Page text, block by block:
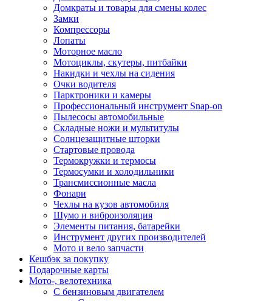
Домкраты и товары для смены колес
Замки
Компрессоры
Лопаты
Моторное масло
Мотоциклы, скутеры, питбайки
Накидки и чехлы на сидения
Очки водителя
Парктроники и камеры
Профессиональный инструмент Snap-on
Пылесосы автомобильные
Складные ножи и мультитулы
Солнцезащитные шторки
Стартовые провода
Термокружки и термосы
Термосумки и холодильники
Трансмиссионные масла
Фонари
Чехлы на кузов автомобиля
Шумо и виброизоляция
Элементы питания, батарейки
Инструмент других производителей
Мото и вело запчасти
Кешбэк за покупку
Подарочные карты
Мото-, велотехника
С бензиновым двигателем